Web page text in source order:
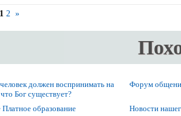
1 2 »
должен воспринимать на
Бог существует?
Форум
образование
Новости